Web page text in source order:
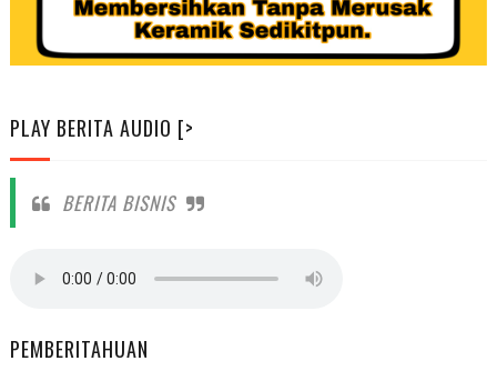
PLAY BERITA AUDIO [>
BERITA BISNIS
PEMBERITAHUAN